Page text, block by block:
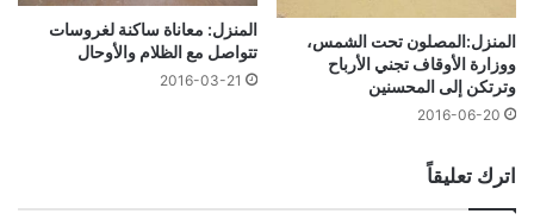
المنزل:المصلون تحت الشمس،
ووزارة الأوقاف تجني الأرباح
وترتكن إلى المحسنين
2016-06-20
المنزل: معاناة ساكنة لغروسات
تتواصل مع الظلام والأوحال
2016-03-21
اترك تعليقاً